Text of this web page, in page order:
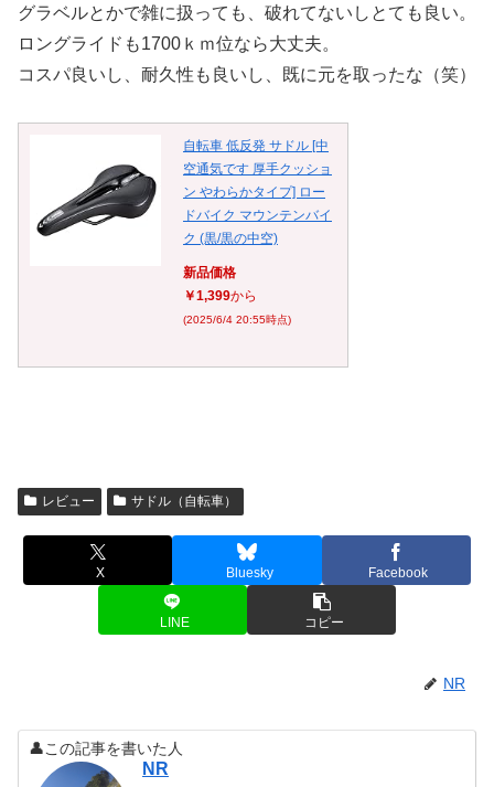
グラベルとかで雑に扱っても、破れてないしとても良い。
ロングライドも1700ｋｍ位なら大丈夫。
コスパ良いし、耐久性も良いし、既に元を取ったな（笑）
自転車 低反発 サドル [中
空通気です 厚手クッショ
ン やわらかタイプ] ロー
ドバイク マウンテンバイ
ク (黒/黒の中空)
新品価格
￥1,399から
(2025/6/4 20:55時点)
レビュー サドル（自転車）
X Bluesky Facebook
LINE コピー
NR
👤この記事を書いた人
NR